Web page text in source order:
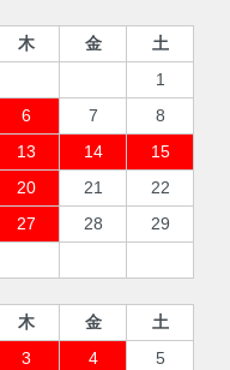
木 金
土
1
6 7
8
13 14
15
20 21
22
27 28
29
木 金
土
3 4
5